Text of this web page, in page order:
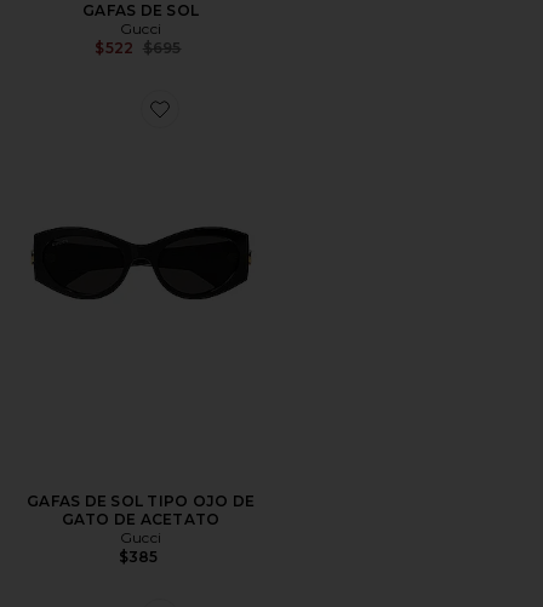
GAFAS DE SOL
Gucci
$522 Previous price:
$695
Favorite GAFAS DE SOL TIPO OJO DE GATO DE
GAFAS DE SOL TIPO OJO DE
GATO DE ACETATO
Gucci
$385